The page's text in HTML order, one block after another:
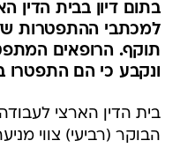
בתום דיון בבית הדין
למכתבי ההתפטרות
תוקף. הרופאים
ונקבע כי הם התפטרו
בית הדין הארצי
הבוקר (רביעי) צווי